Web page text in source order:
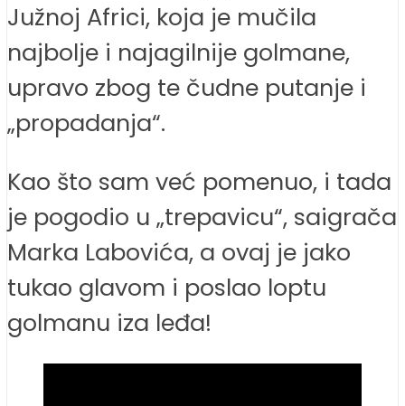
Južnoj Africi, koja je mučila
najbolje i najagilnije golmane,
upravo zbog te čudne putanje i
„propadanja“.
Kao što sam već pomenuo, i tada
je pogodio u „trepavicu“, saigrača
Marka Labovića, a ovaj je jako
tukao glavom i poslao loptu
golmanu iza leđa!